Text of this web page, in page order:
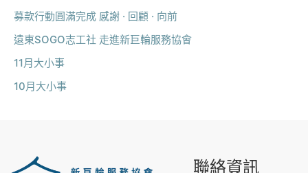
募款行動圓滿完成 感謝 · 回顧 · 向前
遠東SOGO志工社 走進新巨輪服務協會
11月大小事
10月大小事
聯絡資訊